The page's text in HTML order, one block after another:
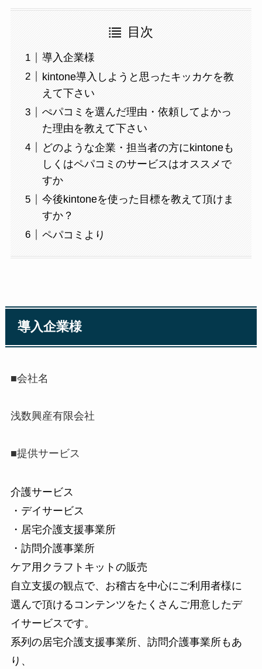
目次
導入企業様
kintone導入しようと思ったキッカケを教
えて下さい
ぺパコミを選んだ理由・依頼してよかっ
た理由を教えて下さい
どのような企業・担当者の方にkintoneも
しくはペパコミのサービスはオススメで
すか
今後kintoneを使った目標を教えて頂けま
すか？
ペパコミより
導入企業様
■会社名
浅数興産有限会社
■提供サービス
介護サービス
・デイサービス
・居宅介護支援事業所
・訪問介護事業所
ケア用クラフトキットの販売
自立支援の観点で、お稽古を中心にご利用者様に
選んで頂けるコンテンツをたくさんご用意したデ
イサービスです。
系列の居宅介護支援事業所、訪問介護事業所もあ
り、